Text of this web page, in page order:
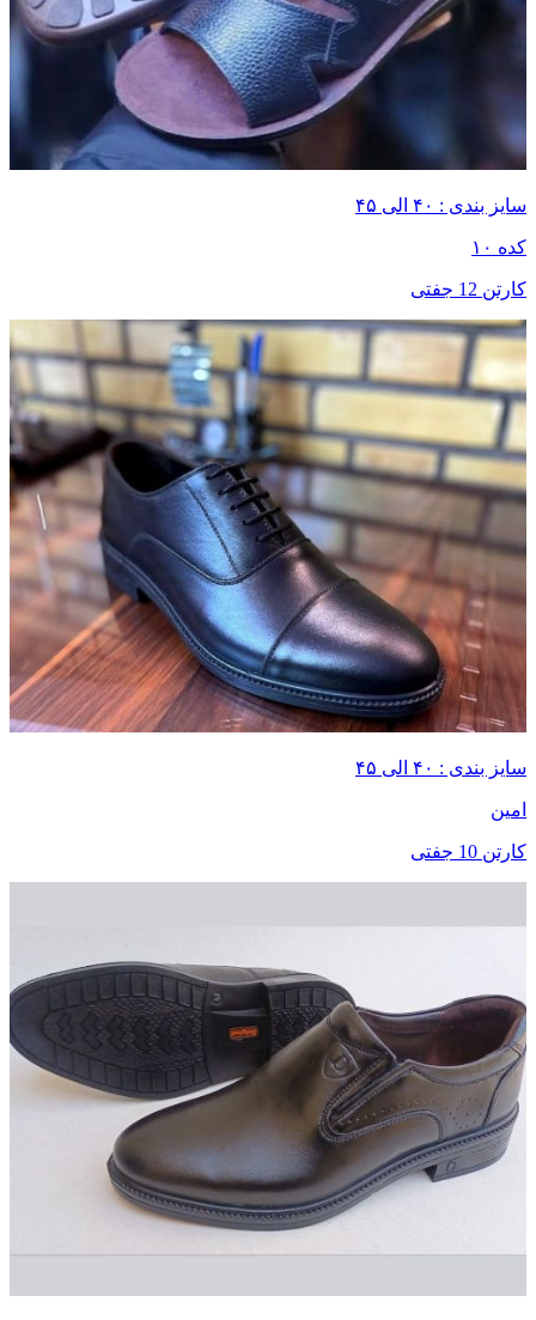
سایز بندی : ۴۰ الی ۴۵
کده ۱۰
کارتن 12 جفتی
سایز بندی : ۴۰ الی ۴۵
امین
کارتن 10 جفتی